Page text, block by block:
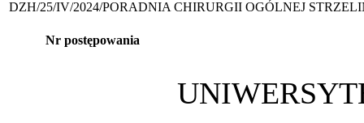
DZH/25/IV/2024/PORADNIA CHIRURGII OGÓLNEJ
Nr postępowania